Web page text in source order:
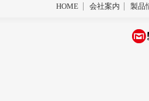
HOME 会社案内 製品